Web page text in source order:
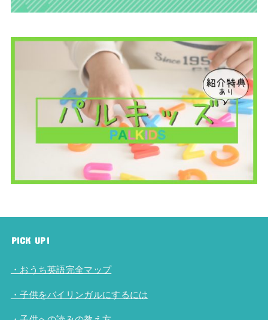
PICK UP!
・おうち英語完全マップ
・子供をバイリンガルにするには